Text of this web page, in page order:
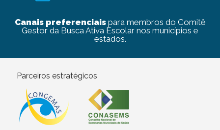
Canais preferenciaispara membros do Comitê
Gestor da Busca Ativa Escolar nos municípios e
estados.
Parceiros estratégicos